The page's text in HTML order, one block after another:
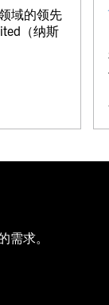
域的领先
（纳斯
需求。